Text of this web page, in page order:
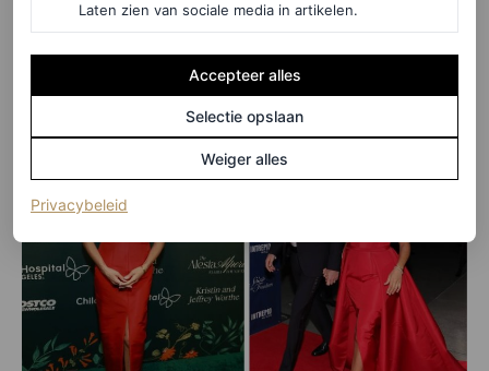
ALICE NEWBOLD
Laten zien van sociale media in artikelen.
Accepteer alles
Selectie opslaan
Weiger alles
Privacybeleid